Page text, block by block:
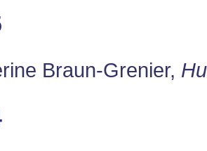
Braun-Grenier,